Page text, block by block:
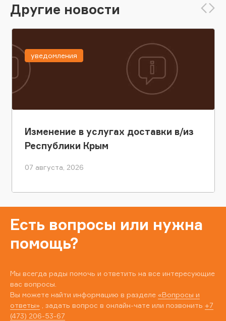
Другие новости
Изменение в услугах доставки в/из
Республики Крым
07 августа, 2026
уведомления
Есть вопросы или нужна
помощь?
Мы всегда рады помочь и ответить на все интересующие
вас вопросы.
Вы можете найти информацию в разделе «Вопросы и
ответы» , задать вопрос в онлайн-чате или позвонить +7
(473) 206-53-67